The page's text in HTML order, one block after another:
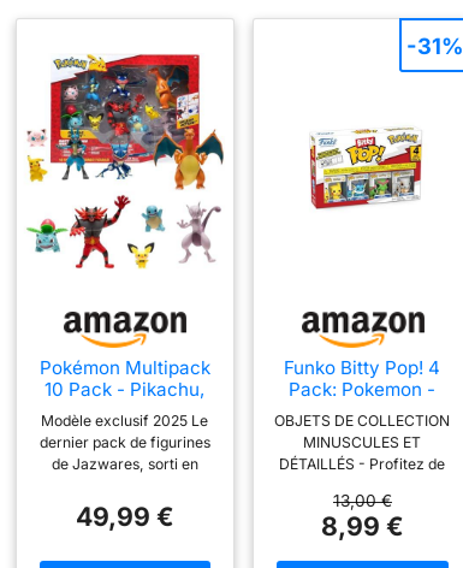
Pokémon Multipack
10 Pack - Pikachu,
Squirtle, Bulbasaur,
Charmander,
Froakie, Yamper,
Gible, Growlithe,
Modèle exclusif 2025 Le
dernier pack de figurines
de Jazwares, sorti en
designs revisités et de
toutes nouvelles figurines.
49,99 €
Funko Bitty Pop! 4
Pack: Pokemon -
Pikachu, Vaporeon,
Caterpie, Cubone -
0,9 Pouce (2,2 cm)
De Collection -
Étagère d’Exposition
empilable Incluse -
Idée Cadeau - pour
Sacs de fête -
OBJETS DE COLLECTION
MINUSCULES ET
DÉTAILLÉS - Profitez de
officielle de 2,3 cm (0,9
pouce) de Pokemon;
13,00 €
8,99 €
-31%